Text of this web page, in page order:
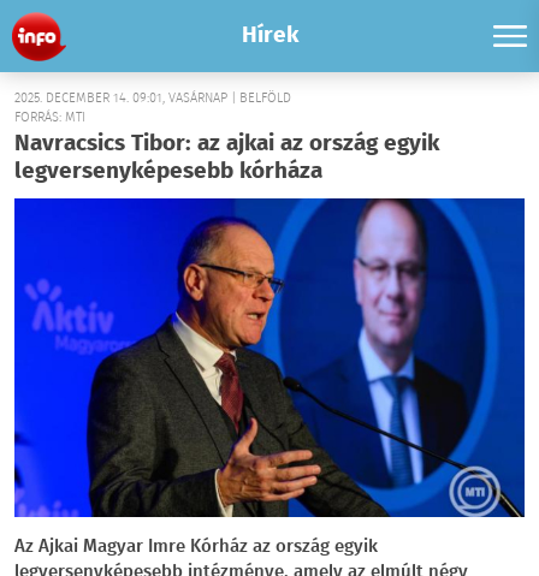
Hírek
2025. DECEMBER 14. 09:01, VASÁRNAP | BELFÖLD
FORRÁS: MTI
Navracsics Tibor: az ajkai az ország egyik
legversenyképesebb kórháza
Az Ajkai Magyar Imre Kórház az ország egyik